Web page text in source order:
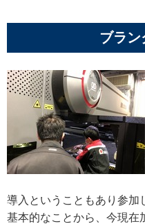
ブラン
導入ということもあり参加
基本的なことから、今現在